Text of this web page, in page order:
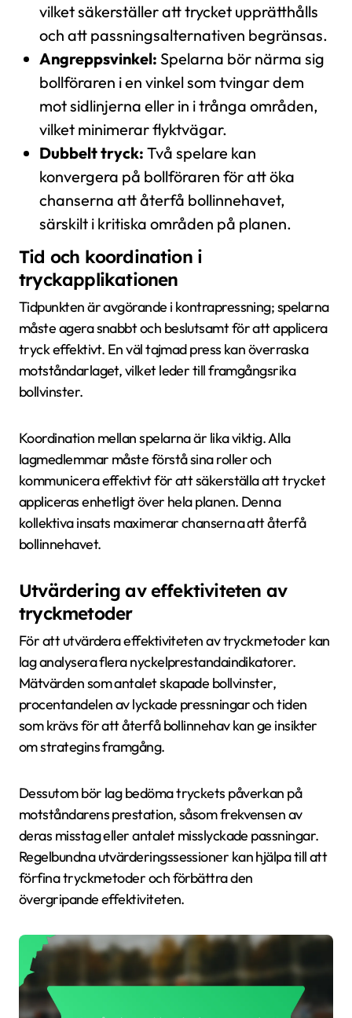
vilket säkerställer att trycket upprätthålls
och att passningsalternativen begränsas.
Angreppsvinkel: Spelarna bör närma sig
bollföraren i en vinkel som tvingar dem
mot sidlinjerna eller in i trånga områden,
vilket minimerar flyktvägar.
Dubbelt tryck: Två spelare kan
konvergera på bollföraren för att öka
chanserna att återfå bollinnehavet,
särskilt i kritiska områden på planen.
Tid och koordination i
tryckapplikationen
Tidpunkten är avgörande i kontrapressning; spelarna
måste agera snabbt och beslutsamt för att applicera
tryck effektivt. En väl tajmad press kan överraska
motståndarlaget, vilket leder till framgångsrika
bollvinster.
Koordination mellan spelarna är lika viktig. Alla
lagmedlemmar måste förstå sina roller och
kommunicera effektivt för att säkerställa att trycket
appliceras enhetligt över hela planen. Denna
kollektiva insats maximerar chanserna att återfå
bollinnehavet.
Utvärdering av effektiviteten av
tryckmetoder
För att utvärdera effektiviteten av tryckmetoder kan
lag analysera flera nyckelprestandaindikatorer.
Mätvärden som antalet skapade bollvinster,
procentandelen av lyckade pressningar och tiden
som krävs för att återfå bollinnehav kan ge insikter
om strategins framgång.
Dessutom bör lag bedöma tryckets påverkan på
motståndarens prestation, såsom frekvensen av
deras misstag eller antalet misslyckade passningar.
Regelbundna utvärderingssessioner kan hjälpa till att
förfina tryckmetoder och förbättra den
övergripande effektiviteten.